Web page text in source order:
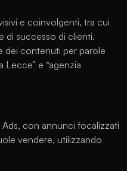
e coinvolgenti, tra cui
di successo di clienti.
dei contenuti per parole
Lecce” e “agenzia
con annunci focalizzati
vendere, utilizzando